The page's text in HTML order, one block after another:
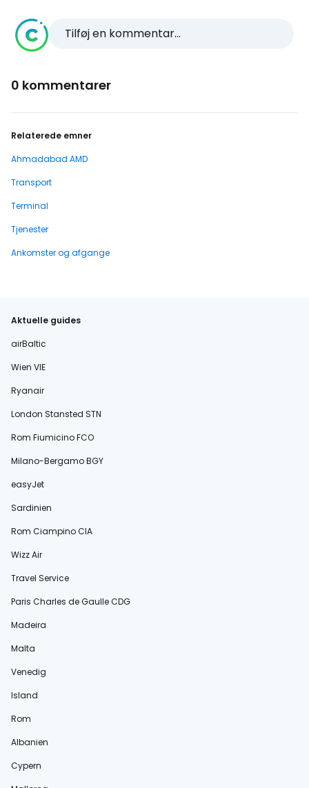
Tilføj en kommentar...
0 kommentarer
Relaterede emner
Ahmadabad AMD
Transport
Terminal
Tjenester
Ankomster og afgange
Aktuelle guides
airBaltic
Wien VIE
Ryanair
London Stansted STN
Rom Fiumicino FCO
Milano-Bergamo BGY
easyJet
Sardinien
Rom Ciampino CIA
Wizz Air
Travel Service
Paris Charles de Gaulle CDG
Madeira
Malta
Venedig
Island
Rom
Albanien
Cypern